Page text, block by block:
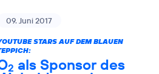
09. Juni 2017
STARS AUF DEM BLAUEN
2 als Sponsor des